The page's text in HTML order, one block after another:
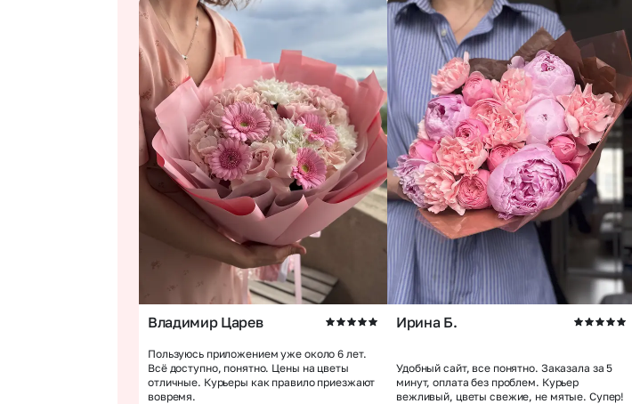
Владимир Царев
Пользуюсь приложением уже около 6 лет.
Всё доступно, понятно. Цены на цветы
отличные. Курьеры как правило приезжают
вовремя.
Ирина Б.
Удобный сайт, все понятно. Заказала за 5
минут, оплата без проблем. Курьер
вежливый, цветы свежие, не мятые. Супер!